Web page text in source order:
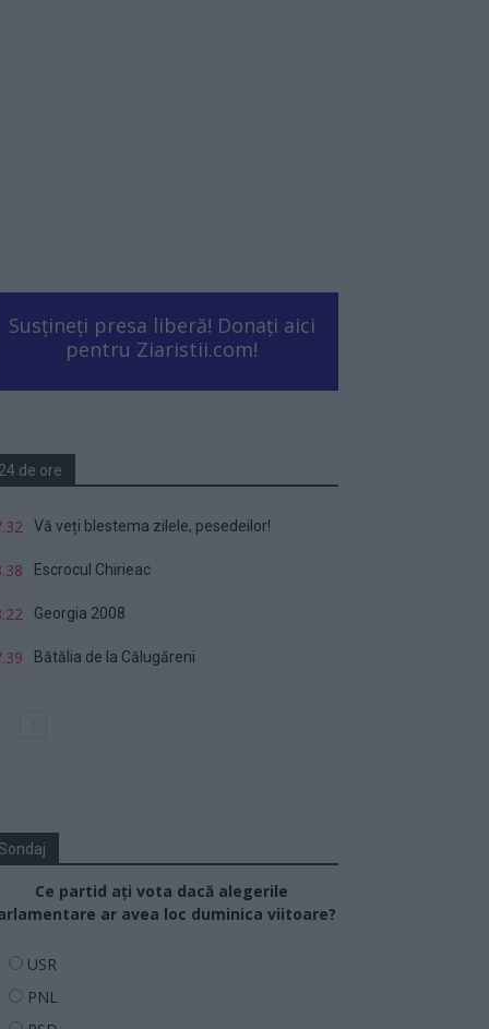
Susțineți presa liberă! Donați aici
pentru Ziaristii.com!
24 de ore
Vă veți blestema zilele, pesedeilor!
Escrocul Chirieac
Georgia 2008
Bătălia de la Călugăreni
Ce partid ați vota dacă alegerile
ar avea loc duminica viitoare?
USR
PNL